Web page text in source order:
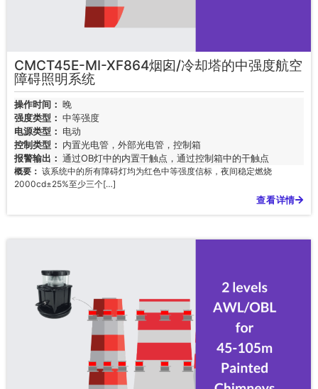
CMCT45E-MI-XF864烟囱/冷却塔的中强度航空
障碍照明系统
操作时间： 晚
强度类型： 中等强度
电源类型： 电动
控制类型： 内置光电管，外部光电管，控制箱
报警输出： 通过OB灯中的内置干触点，通过控制箱中的干触点
概要： 该系统中的所有障碍灯均为红色中等强度信标，夜间稳定燃烧
2000cd±25%至少三个[…]
查看详情